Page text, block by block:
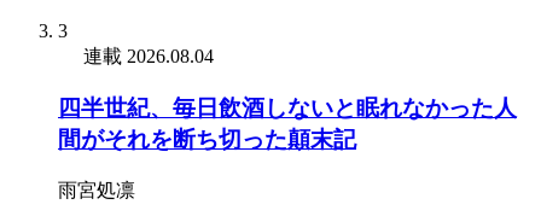
3
連載 2026.08.04
四半世紀、毎日飲酒しないと眠れなかった人
間がそれを断ち切った顛末記
雨宮処凛